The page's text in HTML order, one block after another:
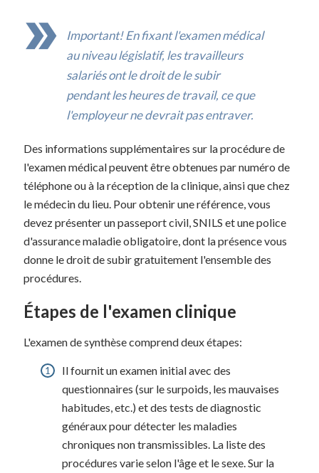
Important! En fixant l'examen médical
au niveau législatif, les travailleurs
salariés ont le droit de le subir
pendant les heures de travail, ce que
l'employeur ne devrait pas entraver.
Des informations supplémentaires sur la procédure de
l'examen médical peuvent être obtenues par numéro de
téléphone ou à la réception de la clinique, ainsi que chez
le médecin du lieu. Pour obtenir une référence, vous
devez présenter un passeport civil, SNILS et une police
d'assurance maladie obligatoire, dont la présence vous
donne le droit de subir gratuitement l'ensemble des
procédures.
Étapes de l'examen clinique
L'examen de synthèse comprend deux étapes:
Il fournit un examen initial avec des
questionnaires (sur le surpoids, les mauvaises
habitudes, etc.) et des tests de diagnostic
généraux pour détecter les maladies
chroniques non transmissibles. La liste des
procédures varie selon l'âge et le sexe. Sur la